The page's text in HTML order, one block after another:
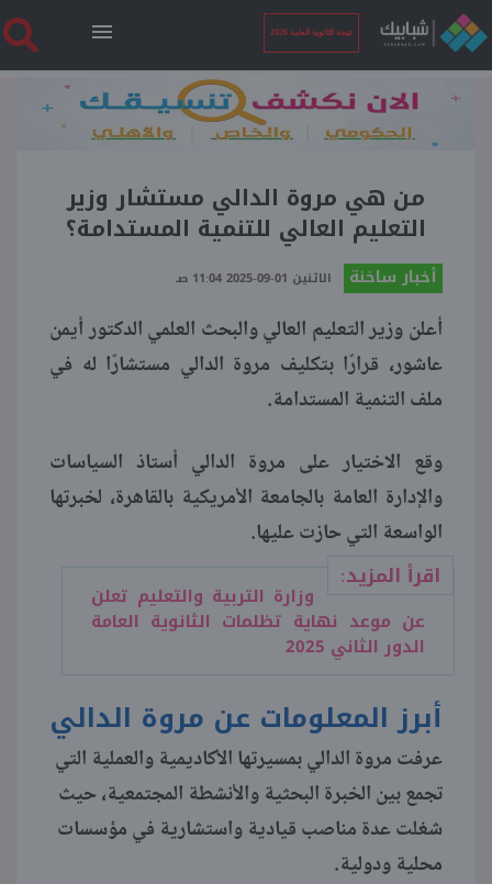
نتيجة الثانوية العامة 2026
الرئيسية
نتيجة الثانوية العامة 2026
فنجان قهوة
بوابة الطلبة
ملفات
منوعات
من هي مروة الدالي مستشار وزير
التعليم العالي للتنمية المستدامة؟
أخبار ساخنة الاثنين 01-09-2025 11:04 صـ
أعلن وزير التعليم العالي والبحث العلمي الدكتور أيمن
عاشور، قرارًا بتكليف مروة الدالي مستشارًا له في
ملف التنمية المستدامة.
وقع الاختيار على مروة الدالي أستاذ السياسات
والإدارة العامة بالجامعة الأمريكية بالقاهرة، لخبرتها
الواسعة التي حازت عليها.
اقرأ المزيد:
وزارة التربية والتعليم تعلن
عن موعد نهاية تظلمات الثانوية العامة
الدور الثاني 2025
أبرز المعلومات عن مروة الدالي
عرفت مروة الدالي بمسيرتها الأكاديمية والعملية التي
تجمع بين الخبرة البحثية والأنشطة المجتمعية، حيث
شغلت عدة مناصب قيادية واستشارية في مؤسسات
محلية ودولية.